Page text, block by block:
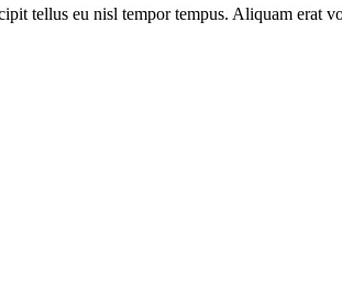
tellus eu nisl tempor tempus. Aliquam erat